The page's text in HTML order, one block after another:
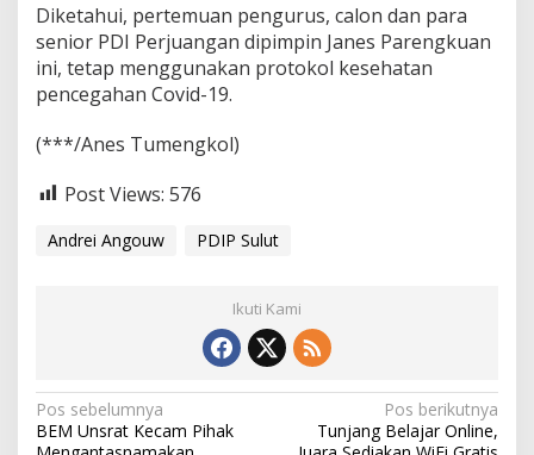
Diketahui, pertemuan pengurus, calon dan para
senior PDI Perjuangan dipimpin Janes Parengkuan
ini, tetap menggunakan protokol kesehatan
pencegahan Covid-19.
(***/Anes Tumengkol)
Post Views: 576
Andrei Angouw PDIP Sulut
Ikuti Kami
N
Pos sebelumnya
BEM Unsrat Kecam Pihak
Pos berikutnya
Tunjang Belajar Online,